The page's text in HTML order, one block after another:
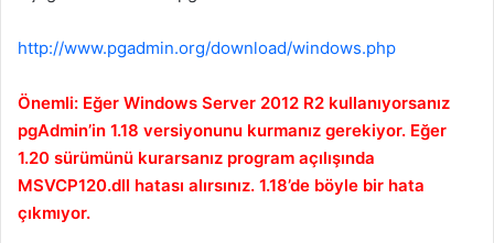
http://www.pgadmin.org/download/windows.php
Önemli: Eğer Windows Server 2012 R2 kullanıyorsanız
pgAdmin’in 1.18 versiyonunu kurmanız gerekiyor. Eğer
1.20 sürümünü kurarsanız program açılışında
MSVCP120.dll hatası alırsınız. 1.18’de böyle bir hata
çıkmıyor.